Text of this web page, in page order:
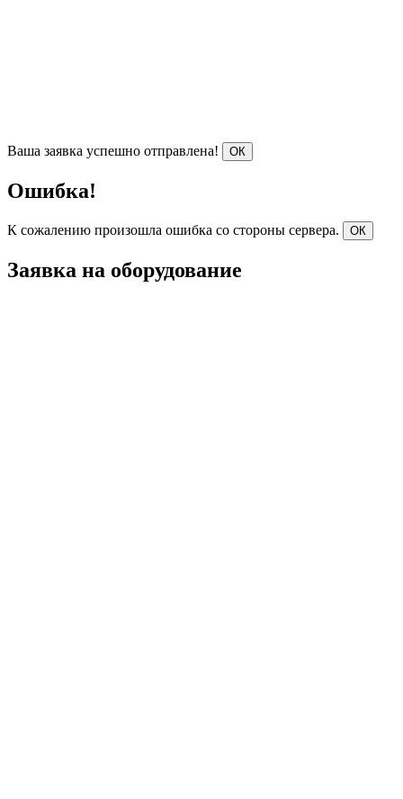
Ваша заявка успешно отправлена! ОК
Ошибка!
К сожалению произошла ошибка со стороны сервера. ОК
Заявка на оборудование